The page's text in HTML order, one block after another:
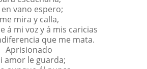
en vano espero;
me mira y calla,
á mi voz y á mis caricias
que me mata.
Aprisionado
amor le guarda;